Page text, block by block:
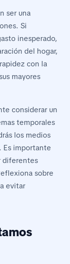
ser una
Si
inesperado,
del hogar,
con la
mayores
considerar un
temporales
los medios
Es importante
diferentes
sobre
evitar